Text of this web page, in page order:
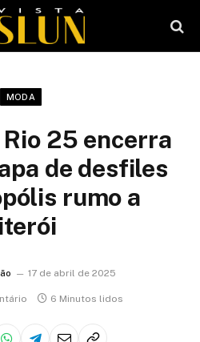
MODA
25 encerra
de desfiles
rumo a
17 de abril de 2025
6 Minutos lidos